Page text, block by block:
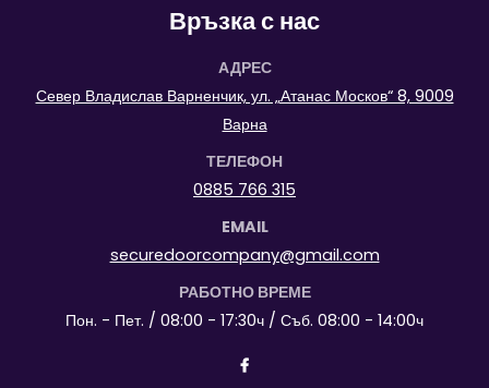
Връзка с нас
АДРЕС
Север Владислав Варненчик, ул. „Атанас Москов“ 8, 9009
Варна
ТЕЛЕФОН
0885 766 315
EMAIL
securedoorcompany@gmail.com
РАБОТНО ВРЕМЕ
Пон. - Пет. / 08:00 - 17:30ч / Съб. 08:00 - 14:00ч